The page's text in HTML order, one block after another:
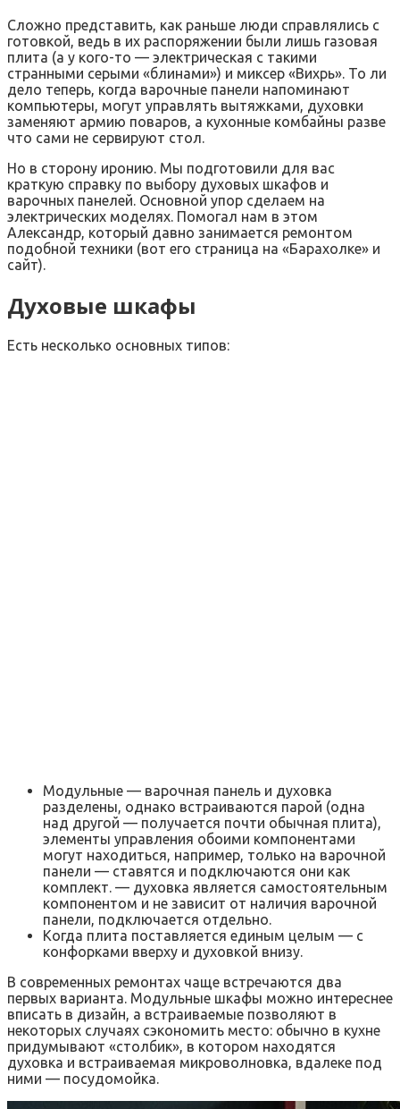
Сложно представить, как раньше люди справлялись с
готовкой, ведь в их распоряжении были лишь газовая
плита (а у кого-то — электрическая с такими
странными серыми «блинами») и миксер «Вихрь». То ли
дело теперь, когда варочные панели напоминают
компьютеры, могут управлять вытяжками, духовки
заменяют армию поваров, а кухонные комбайны разве
что сами не сервируют стол.
Но в сторону иронию. Мы подготовили для вас
краткую справку по выбору духовых шкафов и
варочных панелей. Основной упор сделаем на
электрических моделях. Помогал нам в этом
Александр, который давно занимается ремонтом
подобной техники (вот его страница на «Барахолке» и
сайт).
Духовые шкафы
Есть несколько основных типов:
Модульные — варочная панель и духовка
разделены, однако встраиваются парой (одна
над другой — получается почти обычная плита),
элементы управления обоими компонентами
могут находиться, например, только на варочной
панели — ставятся и подключаются они как
комплект. — духовка является самостоятельным
компонентом и не зависит от наличия варочной
панели, подключается отдельно.
Когда плита поставляется единым целым — с
конфорками вверху и духовкой внизу.
В современных ремонтах чаще встречаются два
первых варианта. Модульные шкафы можно интереснее
вписать в дизайн, а встраиваемые позволяют в
некоторых случаях сэкономить место: обычно в кухне
придумывают «столбик», в котором находятся
духовка и встраиваемая микроволновка, вдалеке под
ними — посудомойка.